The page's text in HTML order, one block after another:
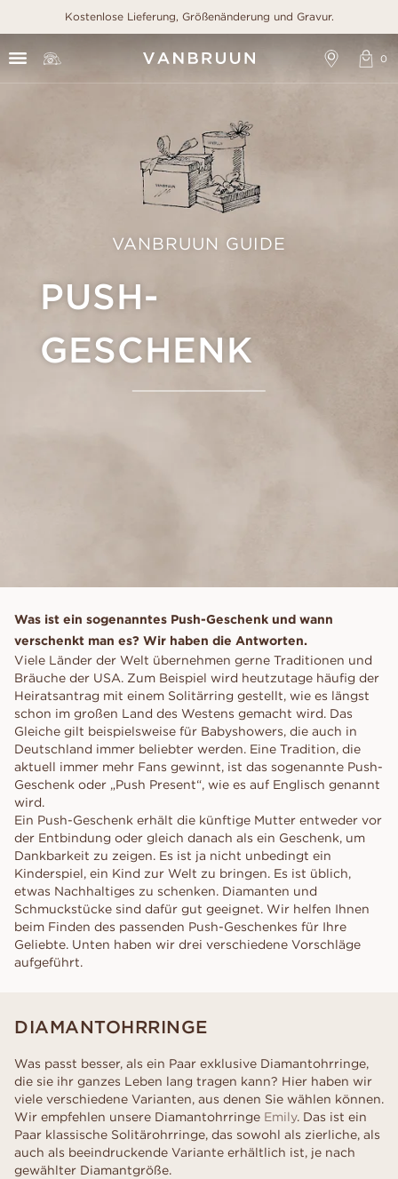
Kostenlose Lieferung, Größenänderung und Gravur.
VANBRUUN GUIDE
PUSH-
GESCHENK
Was ist ein sogenanntes Push-Geschenk und wann
verschenkt man es? Wir haben die Antworten.
Viele Länder der Welt übernehmen gerne Traditionen und
Bräuche der USA. Zum Beispiel wird heutzutage häufig der
Heiratsantrag mit einem Solitärring gestellt, wie es längst
schon im großen Land des Westens gemacht wird. Das
Gleiche gilt beispielsweise für Babyshowers, die auch in
Deutschland immer beliebter werden. Eine Tradition, die
aktuell immer mehr Fans gewinnt, ist das sogenannte Push-
Geschenk oder „Push Present“, wie es auf Englisch genannt
wird.
Ein Push-Geschenk erhält die künftige Mutter entweder vor
der Entbindung oder gleich danach als ein Geschenk, um
Dankbarkeit zu zeigen. Es ist ja nicht unbedingt ein
Kinderspiel, ein Kind zur Welt zu bringen. Es ist üblich,
etwas Nachhaltiges zu schenken. Diamanten und
Schmuckstücke sind dafür gut geeignet. Wir helfen Ihnen
beim Finden des passenden Push-Geschenkes für Ihre
Geliebte. Unten haben wir drei verschiedene Vorschläge
aufgeführt.
DIAMANTOHRRINGE
Was passt besser, als ein Paar exklusive Diamantohrringe,
die sie ihr ganzes Leben lang tragen kann? Hier haben wir
viele verschiedene Varianten, aus denen Sie wählen können.
Wir empfehlen unsere Diamantohrringe Emily. Das ist ein
Paar klassische Solitärohrringe, das sowohl als zierliche, als
auch als beeindruckende Variante erhältlich ist, je nach
gewählter Diamantgröße.